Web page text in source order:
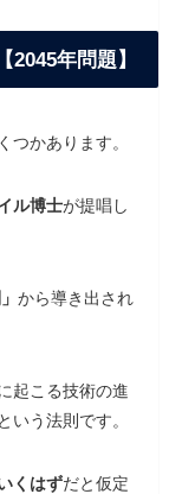
年問題】
つかあります。
ル博士が提唱し
から導き出され
起こる技術の進
いう法則です。
くはずだと仮定